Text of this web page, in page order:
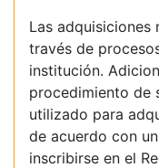
Las adquisiciones
través de
institución.
procedimiento de
utilizado para
de acuerdo con
inscribirse en el